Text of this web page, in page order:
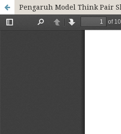
Pengaruh Model Think Pair